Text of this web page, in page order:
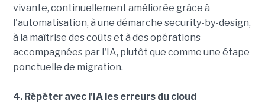
vivante, continuellement améliorée grâce à
l'automatisation, à une démarche security-by-design,
à la maîtrise des coûts et à des opérations
accompagnées par l'IA, plutôt que comme une étape
ponctuelle de migration.
4. Répéter avec l'IA les erreurs du cloud